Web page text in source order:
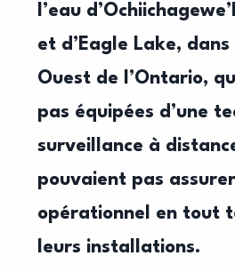
l’eau
et d’Eagle Lake,
Ouest de l’Ontario,
pas équipées d’une
surveillance à
pouvaient pas
opérationnel en tout
leurs installations.